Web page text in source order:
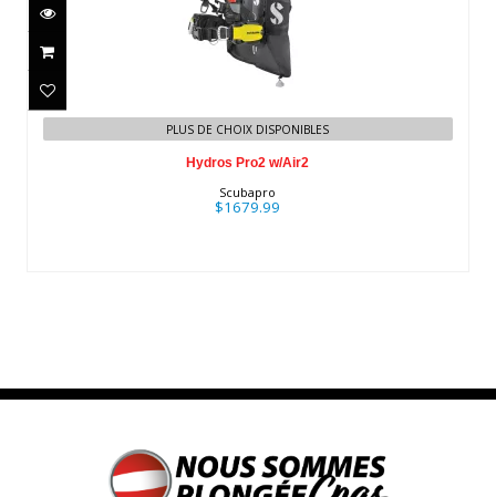
Hydros Pro2 w/Air2
$1679.99
PLUS DE CHOIX DISPONIBLES
Hydros Pro2 w/Air2
Scubapro
$1679.99